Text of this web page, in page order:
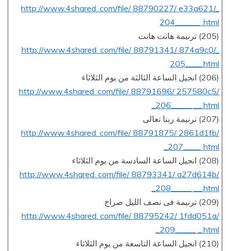
http://www.4shared. com/file/ 88790227/ e33a621/_
204______ .html
(205) ترنيمة هانت هانت
http://www.4shared. com/file/ 88791341/ 874a9c0/_
205____.html
(206) انجيل الساعة الثالثة من يوم الثلاثاء
http://www.4shared. com/file/ 88791696/ 257580c5/
_206_____ __.html
(207) ترنيمة ربنا تعالى
http://www.4shared. com/file/ 88791875/ 2861d1fb/
_207____. html
(208) انجيل الساعة السادسة من يوم الثلاثاء
http://www.4shared. com/file/ 88793341/ a27d614b/
_208_____ __.html
(209) ترنيمة فى نصف الليل صراخ
http://www.4shared. com/file/ 88795242/ 1fdd051a/
_209_____ _.html
(210) انجيل الساعة التاسعة من يوم الثلاثاء